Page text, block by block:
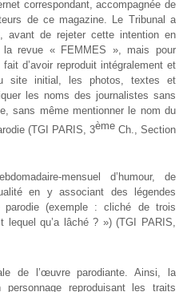
correspondant, accompagnée de
de ce magazine. Le Tribunal a
avant de rejeter cette intention en
revue « FEMMES », mais pour
d’avoir reproduit intégralement et
site initial, les photos, textes et
les noms des journalistes sans
sans même mentionner le nom du
(TGI PARIS, 3èmeCh., Section
mensuel d’humour, de
en y associant des légendes
parodie (exemple : cliché de trois
qu’a lâché ? ») (TGI PARIS,
de l’œuvre parodiante. Ainsi, la
reproduisant les traits